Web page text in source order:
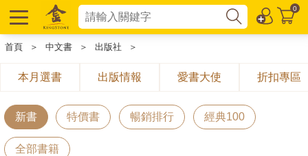
0
首頁 ＞ 中文書 ＞ 出版社 ＞
本月選書 出版情報 愛書大使 折扣專區
新書 特價書 暢銷排行 經典100
全部書籍